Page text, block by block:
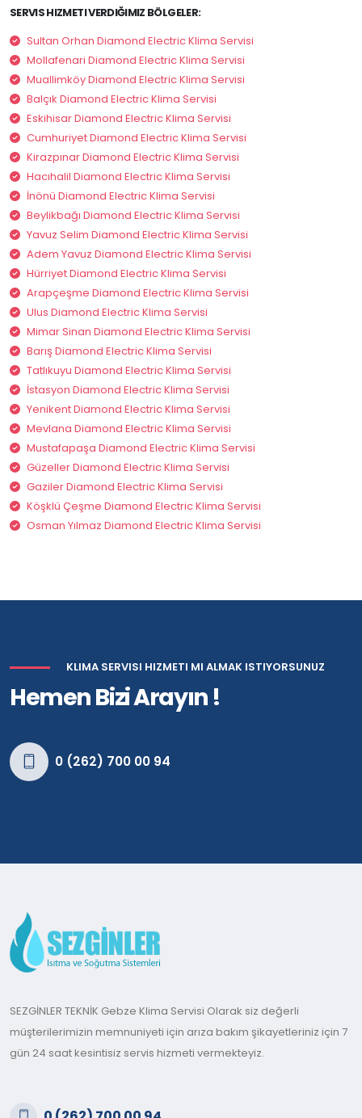
SERVIS HIZMETI VERDIĞIMIZ BÖLGELER:
Sultan Orhan Diamond Electric Klima Servisi
Mollafenari Diamond Electric Klima Servisi
Muallimköy Diamond Electric Klima Servisi
Balçık Diamond Electric Klima Servisi
Eskihisar Diamond Electric Klima Servisi
Cumhuriyet Diamond Electric Klima Servisi
Kirazpınar Diamond Electric Klima Servisi
Hacıhalil Diamond Electric Klima Servisi
İnönü Diamond Electric Klima Servisi
Beylikbağı Diamond Electric Klima Servisi
Yavuz Selim Diamond Electric Klima Servisi
Adem Yavuz Diamond Electric Klima Servisi
Hürriyet Diamond Electric Klima Servisi
Arapçeşme Diamond Electric Klima Servisi
Ulus Diamond Electric Klima Servisi
Mimar Sinan Diamond Electric Klima Servisi
Barış Diamond Electric Klima Servisi
Tatlıkuyu Diamond Electric Klima Servisi
İstasyon Diamond Electric Klima Servisi
Yenikent Diamond Electric Klima Servisi
Mevlana Diamond Electric Klima Servisi
Mustafapaşa Diamond Electric Klima Servisi
Güzeller Diamond Electric Klima Servisi
Gaziler Diamond Electric Klima Servisi
Köşklü Çeşme Diamond Electric Klima Servisi
Osman Yılmaz Diamond Electric Klima Servisi
KLIMA SERVISI HIZMETI MI ALMAK ISTIYORSUNUZ
Hemen Bizi Arayın !
0 (262) 700 00 94
SEZGİNLER TEKNİK Gebze Klima Servisi Olarak siz değerli
müşterilerimizin memnuniyeti için arıza bakım şikayetleriniz için 7
gün 24 saat kesintisiz servis hizmeti vermekteyiz.